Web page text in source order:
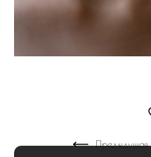
Предыдущая